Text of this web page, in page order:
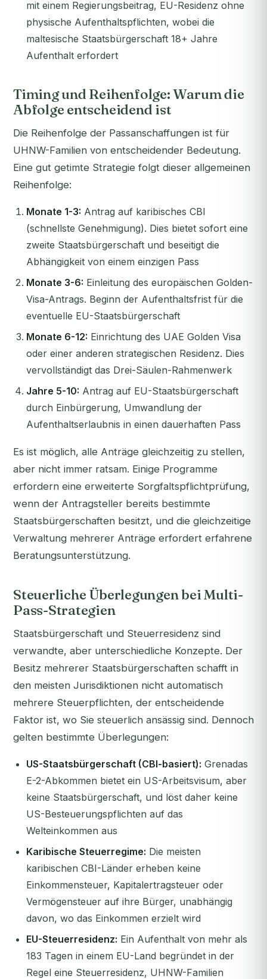
mit einem Regierungsbeitrag, EU-Residenz ohne
physische Aufenthaltspflichten, wobei die
maltesische Staatsbürgerschaft 18+ Jahre
Aufenthalt erfordert
Timing und Reihenfolge: Warum die
Abfolge entscheidend ist
Die Reihenfolge der Passanschaffungen ist für
UHNW-Familien von entscheidender Bedeutung.
Eine gut getimte Strategie folgt dieser allgemeinen
Reihenfolge:
Monate 1-3: Antrag auf karibisches CBI
(schnellste Genehmigung). Dies bietet sofort eine
zweite Staatsbürgerschaft und beseitigt die
Abhängigkeit von einem einzigen Pass
Monate 3-6: Einleitung des europäischen Golden-
Visa-Antrags. Beginn der Aufenthaltsfrist für die
eventuelle EU-Staatsbürgerschaft
Monate 6-12: Einrichtung des UAE Golden Visa
oder einer anderen strategischen Residenz. Dies
vervollständigt das Drei-Säulen-Rahmenwerk
Jahre 5-10: Antrag auf EU-Staatsbürgerschaft
durch Einbürgerung, Umwandlung der
Aufenthaltserlaubnis in einen dauerhaften Pass
Es ist möglich, alle Anträge gleichzeitig zu stellen,
aber nicht immer ratsam. Einige Programme
erfordern eine erweiterte Sorgfaltspflichtprüfung,
wenn der Antragsteller bereits bestimmte
Staatsbürgerschaften besitzt, und die gleichzeitige
Verwaltung mehrerer Anträge erfordert erfahrene
Beratungsunterstützung.
Steuerliche Überlegungen bei Multi-
Pass-Strategien
Staatsbürgerschaft und Steuerresidenz sind
verwandte, aber unterschiedliche Konzepte. Der
Besitz mehrerer Staatsbürgerschaften schafft in
den meisten Jurisdiktionen nicht automatisch
mehrere Steuerpflichten, der entscheidende
Faktor ist, wo Sie steuerlich ansässig sind. Dennoch
gelten bestimmte Überlegungen:
US-Staatsbürgerschaft (CBI-basiert): Grenadas
E-2-Abkommen bietet ein US-Arbeitsvisum, aber
keine Staatsbürgerschaft, und löst daher keine
US-Besteuerungspflichten auf das
Welteinkommen aus
Karibische Steuerregime: Die meisten
karibischen CBI-Länder erheben keine
Einkommensteuer, Kapitalertragsteuer oder
Vermögensteuer auf ihre Bürger, unabhängig
davon, wo das Einkommen erzielt wird
EU-Steuerresidenz: Ein Aufenthalt von mehr als
183 Tagen in einem EU-Land begründet in der
Regel eine Steuerresidenz, UHNW-Familien